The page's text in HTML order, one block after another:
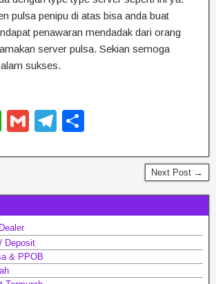
pulsa penipu di atas bisa anda buat
penawaran mendadak dari orang
server pulsa. Sekian semoga
sukses.
W
at
s
A
p
p
G
ail
T
e
gr
a
m
ar
e
Next Post →
Deposit
& PPOB